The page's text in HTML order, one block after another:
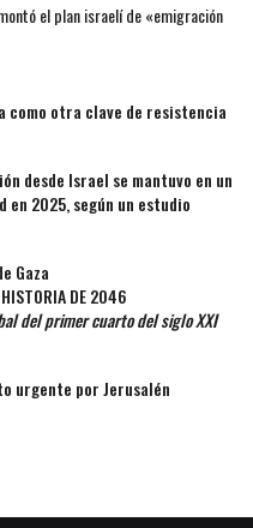
el plan israelí de «emigración
como otra clave de resistencia
desde Israel se mantuvo en un
en 2025, según un estudio
Gaza
DE 2046
del primer cuarto del siglo XXI
urgente por Jerusalén